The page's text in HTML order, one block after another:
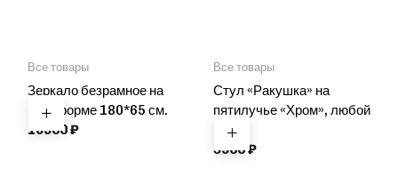
Все товары
Зеркало безрамное на
платформе 180*65 см.
16900₽
Все товары
Стул «Ракушка» на
пятилучье «Хром», любой
цвет
5900₽